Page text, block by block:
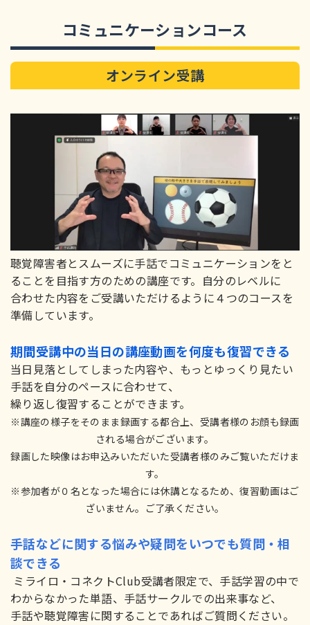
コミュニケーションコース
オンライン受講
聴覚障害者とスムーズに手話でコミュニケーションをと
ることを目指す方のための講座です。自分のレベルに
合わせた内容をご受講いただけるように４つのコースを
準備しています。
期間受講中の当日の講座動画を何度も復習できる
当日見落としてしまった内容や、もっとゆっくり見たい
手話を自分のペースに合わせて、
繰り返し復習することができます。
※講座の様子をそのまま録画する都合上、受講者様のお顔も録画
される場合がございます。
録画した映像はお申込みいただいた受講者様のみご覧いただけま
す。
※参加者が０名となった場合には休講となるため、復習動画はご
ざいません。ご了承ください。
手話などに関する悩みや疑問をいつでも質問・相
談できる
ミライロ・コネクトClub受講者限定で、手話学習の中で
わからなかった単語、手話サークルでの出来事など、
手話や聴覚障害に関することであればご質問ください。